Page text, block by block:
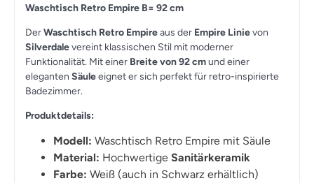
Waschtisch Retro Empire B= 92 cm
DerWaschtisch Retro Empireaus der Empire Linievon
Silverdalevereint klassischen Stil mit moderner
Funktionalität. Mit einer Breite von 92 cmund einer
eleganten Säuleeignet er sich perfekt für retro-inspirierte
Badezimmer.
Produktdetails:
Modell: Waschtisch Retro Empire mit Säule
Material: Hochwertige Sanitärkeramik
Farbe: Weiß (auch in Schwarz erhältlich)